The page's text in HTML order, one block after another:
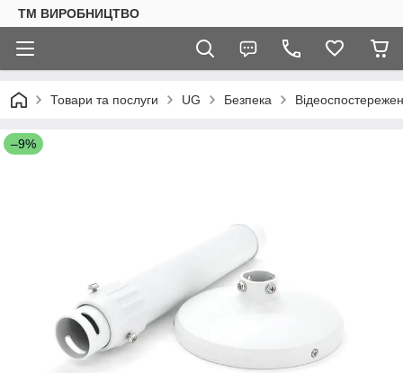
ТМ ВИРОБНИЦТВО
Товари та послуги UG Безпека
–9%